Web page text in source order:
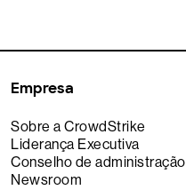
Empresa
Sobre a CrowdStrike
Liderança Executiva
Conselho de administração
Newsroom